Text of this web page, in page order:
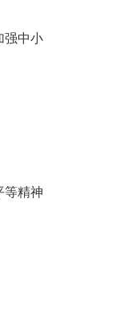
强中小
等精神